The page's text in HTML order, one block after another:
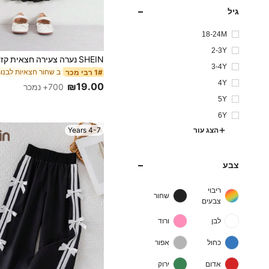
גיל
18-24M
2-3Y
3-4Y
4Y
5Y
6Y
הצג עור
צבע
ריבוי
צבעים
שחור
לבן ורוד
כחול אפור
אדום ירוק
1# רבי מכר ב שחור חצאיות
₪19.00 700+ נמכר
4-7 Years